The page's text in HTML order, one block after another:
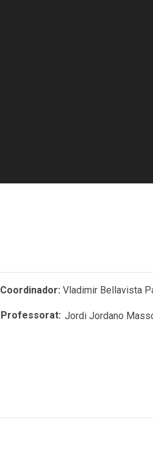
Coordinador: Vladimir Bellavista
Professorat: Jordi Jordano